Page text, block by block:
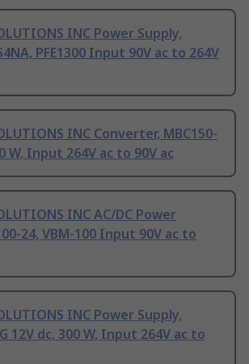
INC Power Supply,
PFE1300 Input 90V ac to 264V
INC Converter, MBC150-
W, Input 264V ac to 90V ac
INC AC/DC Power
24, VBM-100 Input 90V ac to
INC Power Supply,
12V dc, 300 W, Input 264V ac to